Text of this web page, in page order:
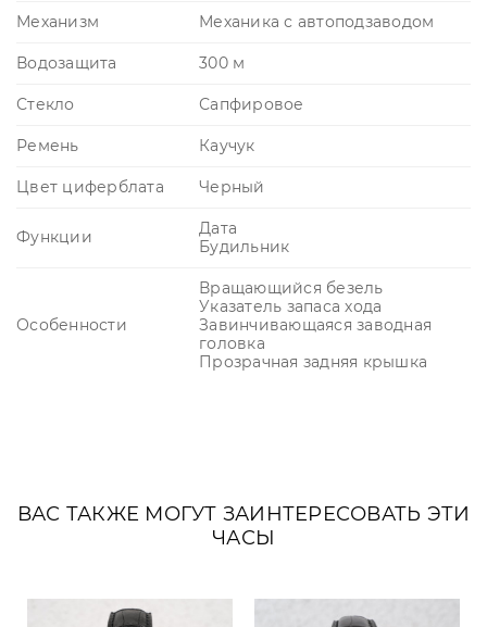
Механизм Механика с автоподзаводом
Водозащита 300 м
Стекло Сапфировое
Ремень Каучук
Цвет циферблата Черный
Функции
Дата
Будильник
Особенности
Вращающийся безель
Указатель запаса хода
Завинчивающаяся заводная
головка
Прозрачная задняя крышка
ВАС ТАКЖЕ МОГУТ ЗАИНТЕРЕСОВАТЬ ЭТИ
ЧАСЫ